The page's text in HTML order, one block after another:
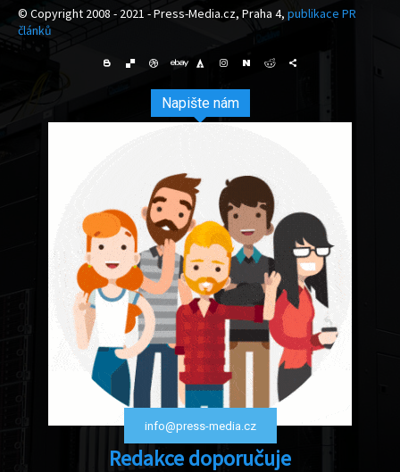
© Copyright 2008 - 2021 - Press-Media.cz, Praha 4, publikace PR
článků
Napište nám
info@press-media.cz
Redakce doporučuje